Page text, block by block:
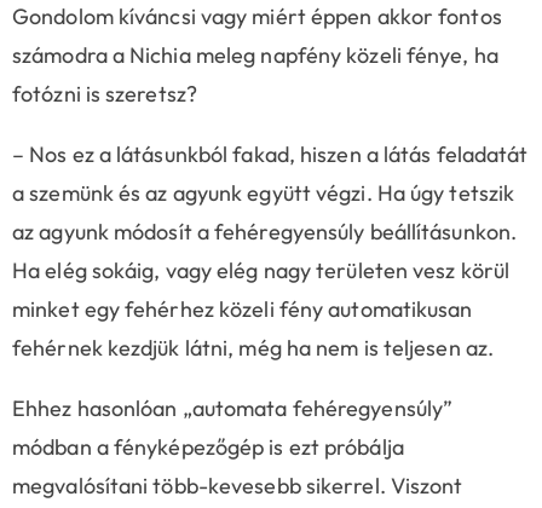
Gondolom kíváncsi vagy miért éppen akkor fontos
számodra a Nichia meleg napfény közeli fénye, ha
fotózni is szeretsz?
– Nos ez a látásunkból fakad, hiszen a látás feladatát
a szemünk és az agyunk együtt végzi. Ha úgy tetszik
az agyunk módosít a fehéregyensúly beállításunkon.
Ha elég sokáig, vagy elég nagy területen vesz körül
minket egy fehérhez közeli fény automatikusan
fehérnek kezdjük látni, még ha nem is teljesen az.
Ehhez hasonlóan „automata fehéregyensúly”
módban a fényképezőgép is ezt próbálja
megvalósítani több-kevesebb sikerrel. Viszont